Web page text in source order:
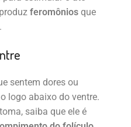
feromônios que
sentem dores ou
logo abaixo do ventre.
saiba que ele é